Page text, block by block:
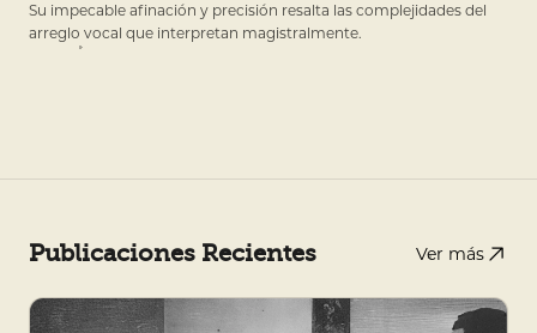
Su impecable afinación y precisión resalta las complejidades del
arreglo vocal que interpretan magistralmente.
Publicaciones Recientes Ver más